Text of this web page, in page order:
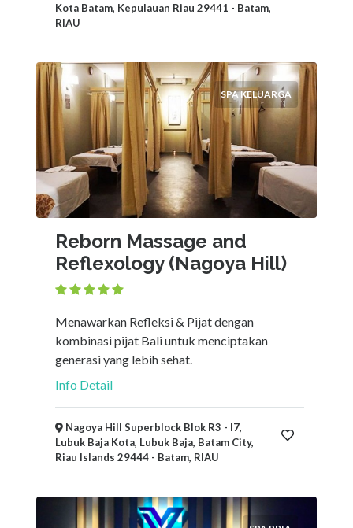
Kota Batam, Kepulauan Riau 29441 - Batam,
RIAU
SPA KELUARGA
Reborn Massage and
Reflexology (Nagoya Hill)
Menawarkan Refleksi & Pijat dengan
kombinasi pijat Bali untuk menciptakan
generasi yang lebih sehat.
Info Detail
Nagoya Hill Superblock Blok R3 - I7,
Lubuk Baja Kota, Lubuk Baja, Batam City,
Riau Islands 29444 - Batam, RIAU